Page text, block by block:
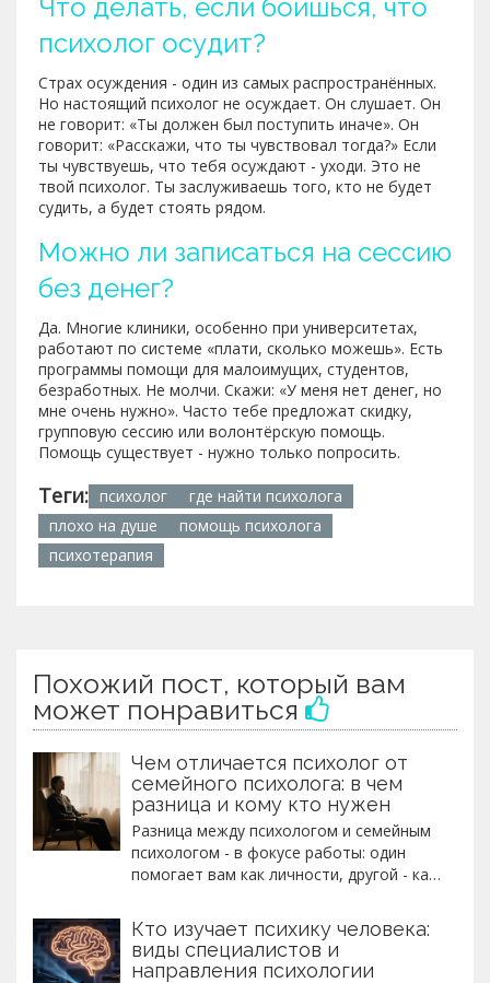
Что делать, если боишься, что
психолог осудит?
Страх осуждения - один из самых распространённых.
Но настоящий психолог не осуждает. Он слушает. Он
не говорит: «Ты должен был поступить иначе». Он
говорит: «Расскажи, что ты чувствовал тогда?» Если
ты чувствуешь, что тебя осуждают - уходи. Это не
твой психолог. Ты заслуживаешь того, кто не будет
судить, а будет стоять рядом.
Можно ли записаться на сессию
без денег?
Да. Многие клиники, особенно при университетах,
работают по системе «плати, сколько можешь». Есть
программы помощи для малоимущих, студентов,
безработных. Не молчи. Скажи: «У меня нет денег, но
мне очень нужно». Часто тебе предложат скидку,
групповую сессию или волонтёрскую помощь.
Помощь существует - нужно только попросить.
Теги: психолог
где найти психолога
плохо на душе
помощь психолога
психотерапия
Похожий пост, который вам
может понравиться
Чем отличается психолог от
семейного психолога: в чем
разница и кому кто нужен
Разница между психологом и семейным
психологом - в фокусе работы: один
помогает вам как личности, другой - как
чтобы решить именно вашу проблему.
Кто изучает психику человека:
виды специалистов и
направления психологии